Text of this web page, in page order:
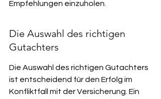
Empfehlungen einzuholen.
Die Auswahl des richtigen
Gutachters
Die Auswahl des richtigen Gutachters
ist entscheidend für den Erfolg im
Konfliktfall mit der Versicherung. Ein